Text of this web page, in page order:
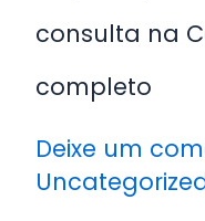
consulta na
completo
Deixe um